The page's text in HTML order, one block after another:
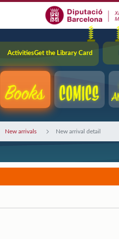
ActivitiesGet the Library Card
New arrivals New arrival detail